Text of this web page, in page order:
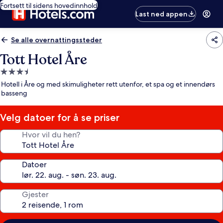
Fortsett til sidens hovedinnhold
Last ned appen
Se alle overnattingssteder
Tott Hotel Åre
Overnattingssted
med
3.5
stjerner
Hotell i Åre og med skimuligheter rett utenfor, et spa og et innendørs
basseng
Velg datoer for å se priser
Hvor vil du hen?
Datoer
Gjester